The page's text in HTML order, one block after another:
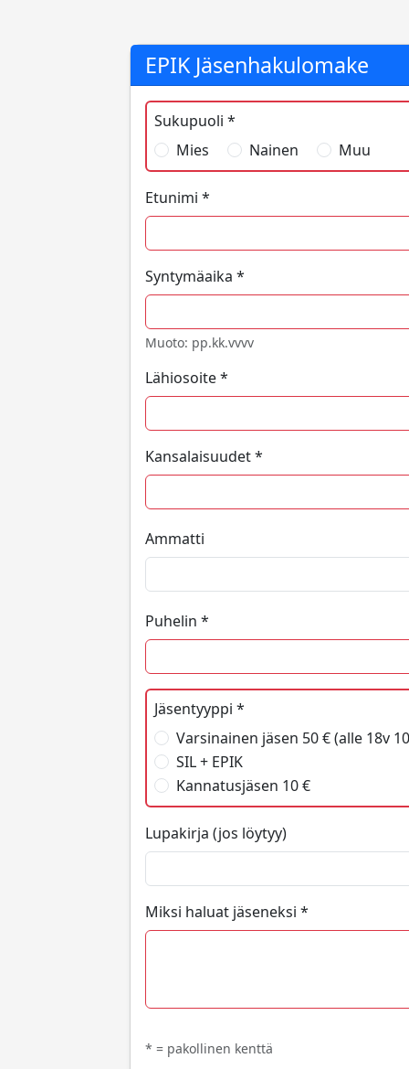
EPIK Jäsenhakulomake
Sukupuoli *
Mies
Nainen Muu
Etunimi *
Syntymäaika *
Muoto: pp.kk.vvvv
Lähiosoite *
Kansalaisuudet *
Ammatti
Puhelin *
Jäsentyyppi *
Varsinainen jäsen 50 € (alle 18v
SIL + EPIK
Kannatusjäsen 10 €
Lupakirja (jos löytyy)
Miksi haluat jäseneksi *
* = pakollinen kenttä